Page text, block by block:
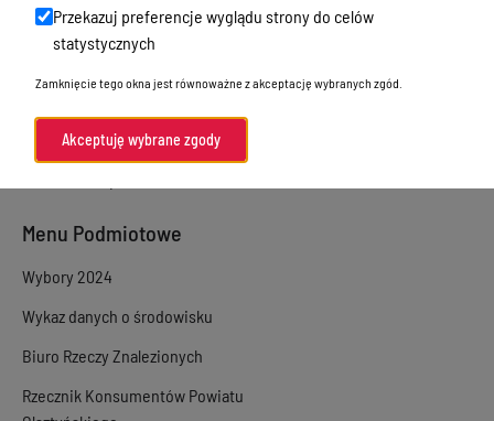
e-Puap/ e-Doręczenia
Akty prawne
Menu Podmiotowe
Wybory 2024
Wykaz danych o środowisku
Biuro Rzeczy Znalezionych
Rzecznik Konsumentów Powiatu
Przekazuj preferencje wyglądu strony do celów
statystycznych
Zamknięcie tego okna jest równoważne z akceptację wybranych zgód.
Akceptuję wybrane zgody